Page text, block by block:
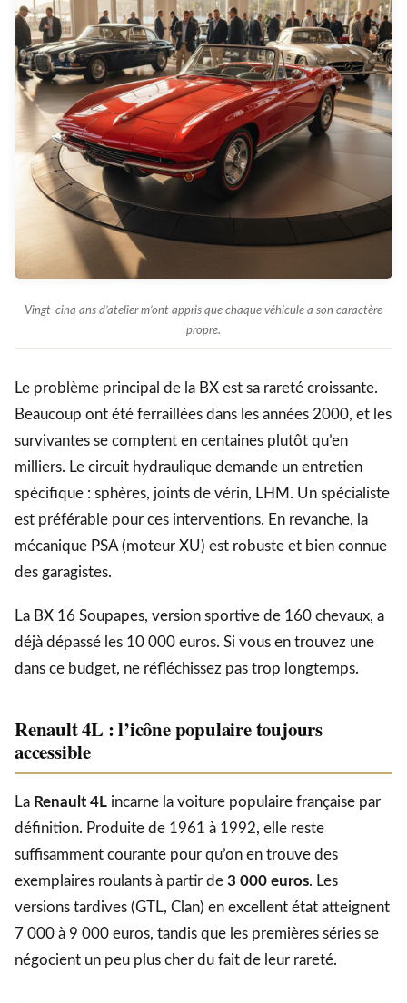
Vingt-cinq ans d’atelier m’ont appris que chaque véhicule a son caractère
propre.
Le problème principal de la BX est sa rareté croissante.
Beaucoup ont été ferraillées dans les années 2000, et les
survivantes se comptent en centaines plutôt qu’en
milliers. Le circuit hydraulique demande un entretien
spécifique : sphères, joints de vérin, LHM. Un spécialiste
est préférable pour ces interventions. En revanche, la
mécanique PSA (moteur XU) est robuste et bien connue
des garagistes.
La BX 16 Soupapes, version sportive de 160 chevaux, a
déjà dépassé les 10 000 euros. Si vous en trouvez une
dans ce budget, ne réfléchissez pas trop longtemps.
Renault 4L : l’icône populaire toujours
accessible
La Renault 4L incarne la voiture populaire française par
définition. Produite de 1961 à 1992, elle reste
suffisamment courante pour qu’on en trouve des
exemplaires roulants à partir de 3 000 euros. Les
versions tardives (GTL, Clan) en excellent état atteignent
7 000 à 9 000 euros, tandis que les premières séries se
négocient un peu plus cher du fait de leur rareté.